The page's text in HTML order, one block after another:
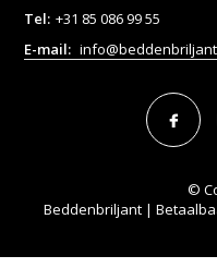
Tel: +31 85 086 99 55
E-mail:
©
Beddenbriljant |